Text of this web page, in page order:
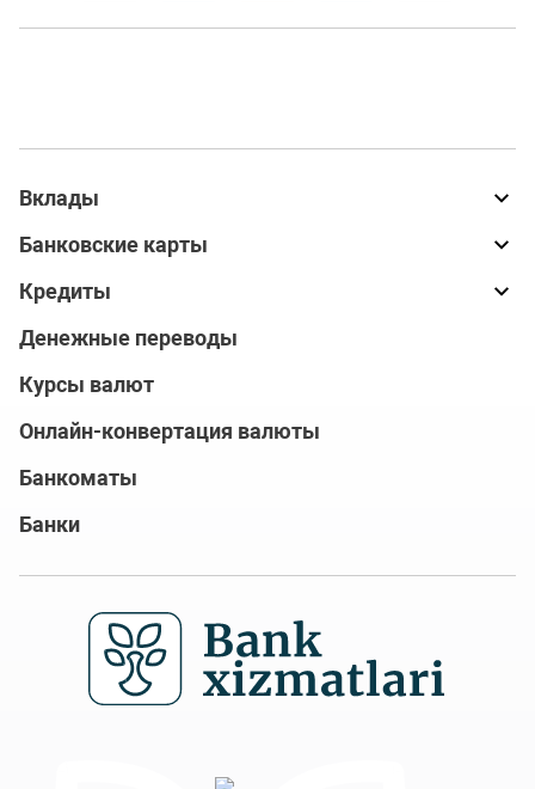
Вклады
Банковские карты
Кредиты
Денежные переводы
Курсы валют
Онлайн-конвертация валюты
Банкоматы
Банки